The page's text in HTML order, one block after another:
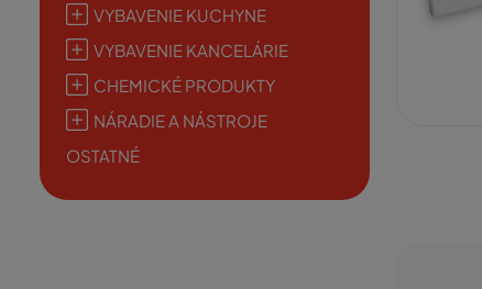
VYBAVENIE KUCHYNE
VYBAVENIE KANCELÁRIE
CHEMICKÉ PRODUKTY
NÁRADIE A NÁSTROJE
OSTATNÉ